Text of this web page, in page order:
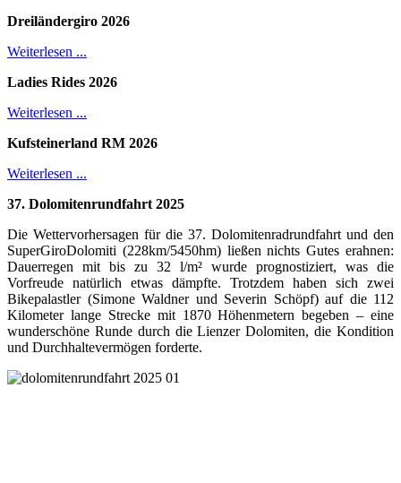
Dreiländergiro 2026
Weiterlesen ...
Ladies Rides 2026
Weiterlesen ...
Kufsteinerland RM 2026
Weiterlesen ...
37. Dolomitenrundfahrt 2025
Die Wettervorhersagen für die 37. Dolomitenradrundfahrt und den
SuperGiroDolomiti (228km/5450hm) ließen nichts Gutes erahnen:
Dauerregen mit bis zu 32 l/m² wurde prognostiziert, was die
Vorfreude natürlich etwas dämpfte. Trotzdem haben sich zwei
Bikepalastler (Simone Waldner und Severin Schöpf) auf die 112
Kilometer lange Strecke mit 1870 Höhenmetern begeben – eine
wunderschöne Runde durch die Lienzer Dolomiten, die Kondition
und Durchhaltevermögen forderte.